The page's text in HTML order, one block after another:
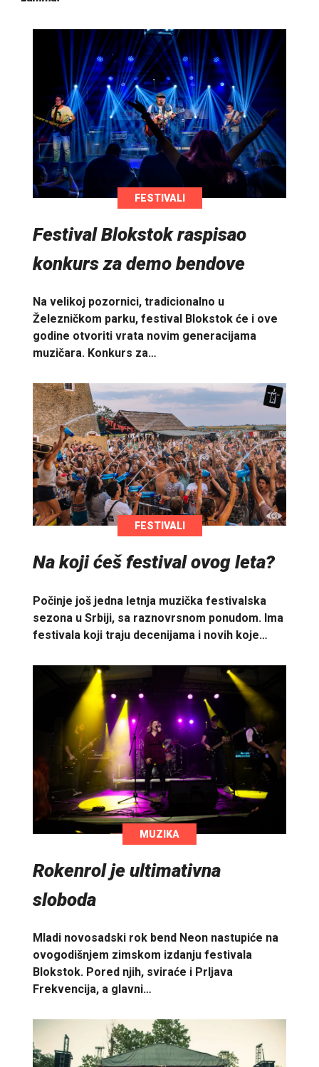
FESTIVALI
Festival Blokstok raspisao
konkurs za demo bendove
Na velikoj pozornici, tradicionalno u
Železničkom parku, festival Blokstok će i ove
godine otvoriti vrata novim generacijama
muzičara. Konkurs za…
FESTIVALI
Na koji ćeš festival ovog leta?
Počinje još jedna letnja muzička festivalska
sezona u Srbiji, sa raznovrsnom ponudom. Ima
festivala koji traju decenijama i novih koje…
MUZIKA
Rokenrol je ultimativna
sloboda
Mladi novosadski rok bend Neon nastupiće na
ovogodišnjem zimskom izdanju festivala
Blokstok. Pored njih, sviraće i Prljava
Frekvencija, a glavni…